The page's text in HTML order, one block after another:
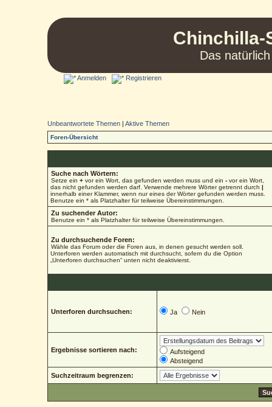
Chinchilla-
Das
Anmelden Registrieren
Unbeantwortete Themen |Aktive Themen
Foren-Übersicht
Suche nach Wörtern:
Setze ein+ vor ein Wort, das gefunden werden muss und ein- vor ein Wort,
das nicht gefunden werden darf. Verwende mehrere Wörter getrennt durch|
innerhalb einer Klammer, wenn nur eines der Wörter gefunden werden muss.
Benutze ein * als Platzhalter für teilweise Übereinstimmungen.
Zu suchender Autor:
Benutze ein * als Platzhalter für teilweise Übereinstimmungen.
Zu durchsuchende Foren:
Wähle das Forum oder die Foren aus, in denen gesucht werden soll.
Unterforen werden automatisch mit durchsucht, sofern du die Option
„Unterforen durchsuchen“ unten nicht deaktivierst.
Unterforen durchsuchen: Ja Nein
Ergebnisse sortieren nach:
Aufsteigend
Absteigend
Suchzeitraum begrenzen: